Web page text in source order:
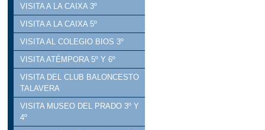
VISITA A LA CAIXA 3º
VISITA A LA CAIXA 5º
VISITA AL COLEGIO BIOS 3º
VISITA ATÉMPORA 5º Y 6º
VISITA DEL CLUB BALONCESTO
TALAVERA
VISITA MUSEO DEL PRADO 3º Y
4º